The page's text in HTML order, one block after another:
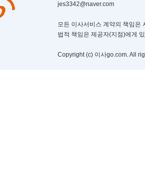
jes3342@naver.com
모든 이사서비스 계약의 책임은
법적 책임은 제공자(지점)에게
Copyright (c) 이사go.com. All